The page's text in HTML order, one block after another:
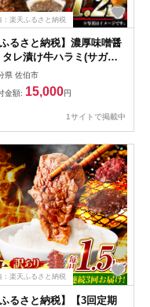
：楽天ふるさと納税
ふるさと納税】濃厚味噌醤
レ漬け牛ハラミ(サガリ)
分け 個包装で便利！ (合
1.2kg・300g×4p) 牛肉 焼
け 簡単 焼肉 焼き肉 やき
厚切り 肉厚 冷凍 BBQ
(株)】
県 佐伯市
金額: 15,000円
1サイトで掲載中
：楽天ふるさと納税
ふるさと納税】【3回定期